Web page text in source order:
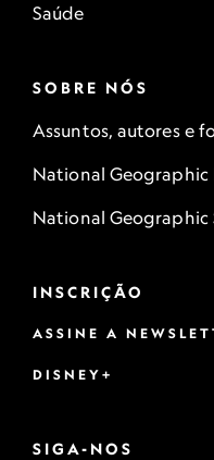
Saúde
SOBRE NÓS
Assuntos, autores e
National Geographic
National Geographic
INSCRIÇÃO
ASSINE A
DISNEY+
SIGA-NOS